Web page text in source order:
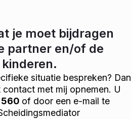
je moet bijdragen
partner en/of de
situatie bespreken? Dan
met mij opnemen. U
560 of door een e-mail te